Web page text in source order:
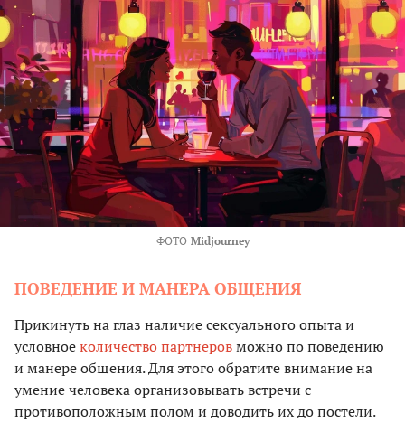
ФОТО Midjourney
ПОВЕДЕНИЕ И МАНЕРА ОБЩЕНИЯ
Прикинуть на глаз наличие сексуального опыта и
условноеколичество партнеровможно по поведению
и манере общения. Для этого обратите внимание на
умение человека организовывать встречи с
противоположным полом и доводить их до постели.